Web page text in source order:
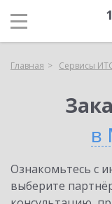
Главная Сервисы
в
Ознакомьтесь с
выберите